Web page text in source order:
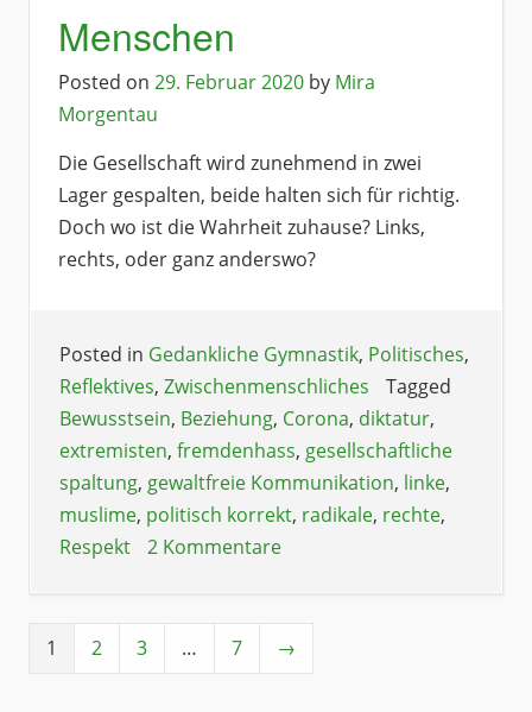
Menschen
Posted on 29. Februar 2020 by Mira
Morgentau
Die Gesellschaft wird zunehmend in zwei
Lager gespalten, beide halten sich für richtig.
Doch wo ist die Wahrheit zuhause? Links,
rechts, oder ganz anderswo?
Posted in Gedankliche Gymnastik, Politisches,
Reflektives, Zwischenmenschliches
Tagged
Bewusstsein, Beziehung, Corona, diktatur,
extremisten, fremdenhass, gesellschaftliche
spaltung, gewaltfreie Kommunikation, linke,
muslime, politisch korrekt, radikale, rechte,
Respekt
2 Kommentare
1 2 3 … 7 →